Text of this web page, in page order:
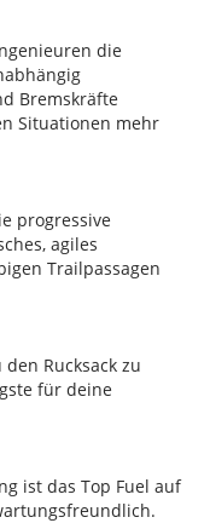
die
Bremskräfte
Situationen mehr
progressive
agiles
Trailpassagen
Rucksack zu
für deine
ist das Top Fuel auf